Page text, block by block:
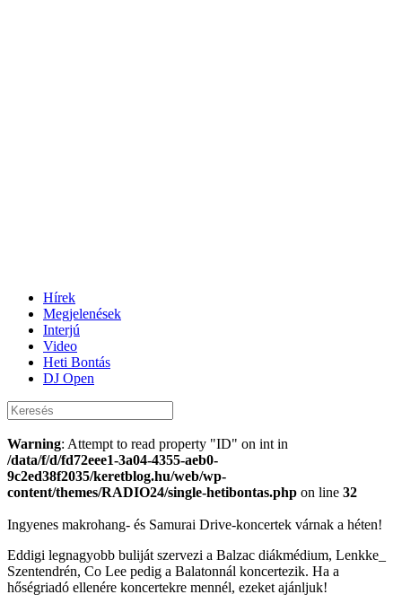
Hírek
Megjelenések
Interjú
Video
Heti Bontás
DJ Open
Warning: Attempt to read property "ID" on int in
/data/f/d/fd72eee1-3a04-4355-aeb0-
9c2ed38f2035/keretblog.hu/web/wp-
content/themes/RADIO24/single-hetibontas.php on line 32
Ingyenes makrohang- és Samurai Drive-koncertek várnak a héten!
Eddigi legnagyobb buliját szervezi a Balzac diákmédium, Lenkke_
Szentendrén, Co Lee pedig a Balatonnál koncertezik. Ha a
hőségriadó ellenére koncertekre mennél, ezeket ajánljuk!